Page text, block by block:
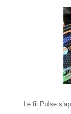
Le fil Pulse